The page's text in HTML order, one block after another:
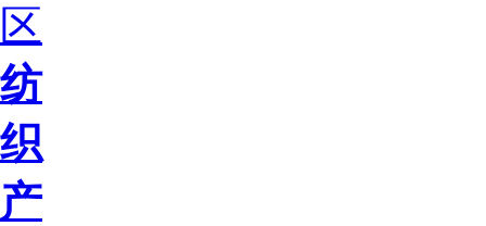
区
纺
织
产